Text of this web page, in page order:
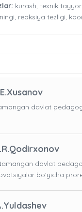
kurash, texnik
reaksiya tezligi,
davlat
davlat
bo’yicha